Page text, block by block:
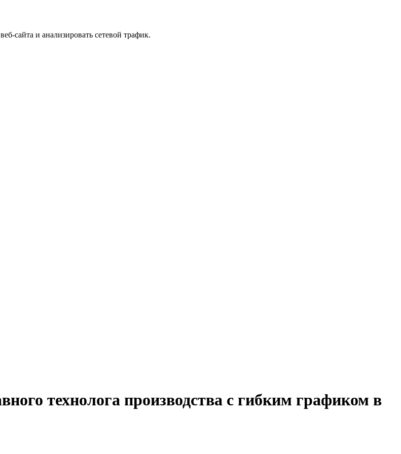
сайта и анализировать сетевой трафик.
технолога производства с гибким графиком в